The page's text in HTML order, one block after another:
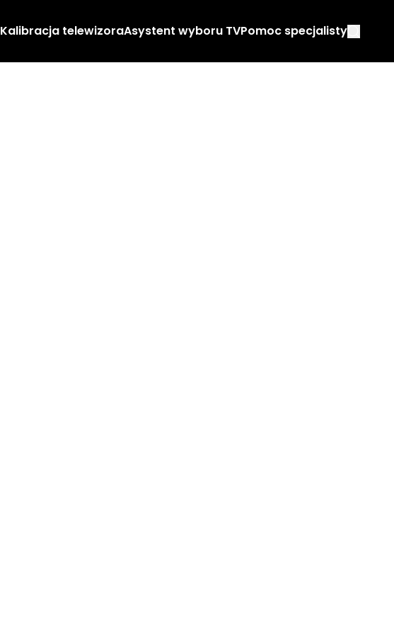
Kalibracja telewizoraAsystent wyboru TVPomoc specjalisty